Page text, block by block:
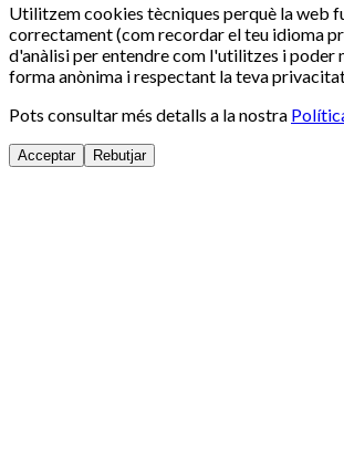
Utilitzem cookies tècniques perquè la web
correctament (com recordar el teu idioma
d'anàlisi per entendre com l'utilitzes i poder
forma anònima i respectant la teva
Pots consultar més detalls a la nostra
Acceptar Rebutjar